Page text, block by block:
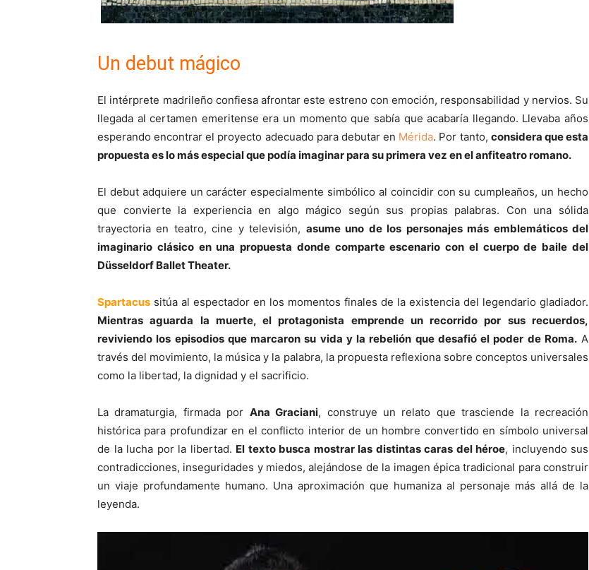
Un debut mágico
El intérprete madrileño confiesa afrontar este estreno con emoción, responsabilidad y nervios. Su
llegada al certamen emeritense era un momento que sabía que acabaría llegando. Llevaba años
esperando encontrar el proyecto adecuado para debutar en Mérida. Por tanto, considera que esta
propuesta es lo más especial que podía imaginar para su primera vez en el anfiteatro romano.
El debut adquiere un carácter especialmente simbólico al coincidir con su cumpleaños, un hecho
que convierte la experiencia en algo mágico según sus propias palabras. Con una sólida
trayectoria en teatro, cine y televisión, asume uno de los personajes más emblemáticos del
imaginario clásico en una propuesta donde comparte escenario con el cuerpo de baile del
Düsseldorf Ballet Theater.
Spartacus sitúa al espectador en los momentos finales de la existencia del legendario gladiador.
Mientras aguarda la muerte, el protagonista emprende un recorrido por sus recuerdos,
reviviendo los episodios que marcaron su vida y la rebelión que desafió el poder de Roma.A
través del movimiento, la música y la palabra, la propuesta reflexiona sobre conceptos universales
como la libertad, la dignidad y el sacrificio.
La dramaturgia, firmada por Ana Graciani, construye un relato que trasciende la recreación
histórica para profundizar en el conflicto interior de un hombre convertido en símbolo universal
de la lucha por la libertad. El texto busca mostrar las distintas caras del héroe, incluyendo sus
contradicciones, inseguridades y miedos, alejándose de la imagen épica tradicional para construir
un viaje profundamente humano. Una aproximación que humaniza al personaje más allá de la
leyenda.